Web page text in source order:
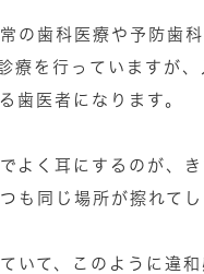
の歯科医療や予防歯
療を行っていますが
歯医者になります。
よく耳にするのが、
も同じ場所が擦れて
いて、このように違